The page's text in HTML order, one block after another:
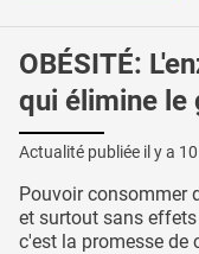
OBÉSITÉ:
qui élimine le
Actualité publiée il y a
Pouvoir consommer
et surtout sans
c'est la promesse de